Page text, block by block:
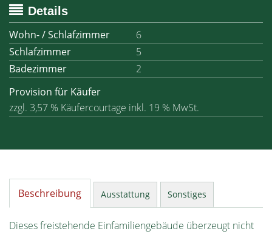
Details
Wohn- / Schlafzimmer
6
Schlafzimmer
5
Badezimmer
2
Provision für Käufer
zzgl. 3,57 % Käufercourtage inkl. 19 % MwSt.
Beschreibung Ausstattung Sonstiges
Dieses freistehende Einfamiliengebäude überzeugt nicht